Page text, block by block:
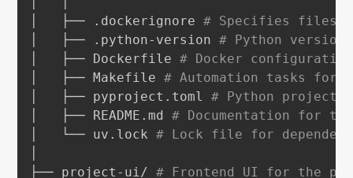
│   ├── .dockerignore # Specifies files
│   ├── .python-version # Python
│   ├── Dockerfile # Docker
│   ├── Makefile # Automation tasks for
│   ├── pyproject.toml # Python project
│   ├── README.md # Documentation for
│   └── uv.lock # Lock file for
├── project-ui/ # Frontend UI for the